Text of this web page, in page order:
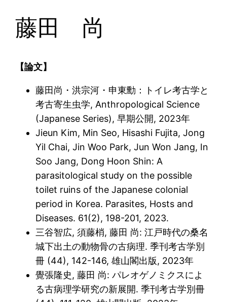
藤田 尚
【論文】
藤田尚・洪宗河・申東勳：トイレ考古学と
考古寄生虫学, Anthropological Science
(Japanese Series), 早期公開, 2023年
Jieun Kim, Min Seo, Hisashi Fujita, Jong
Yil Chai, Jin Woo Park, Jun Won Jang, In
Soo Jang, Dong Hoon Shin: A
parasitological study on the possible
toilet ruins of the Japanese colonial
period in Korea. Parasites, Hosts and
Diseases. 61(2), 198-201, 2023.
三谷智広, 須藤梢, 藤田 尚: 江戸時代の桑名
城下出土の動物骨の古病理. 季刊考古学別
冊 (44), 142-146, 雄山閣出版, 2023年
覺張隆史, 藤田 尚: パレオゲノミクスによ
る古病理学研究の新展開. 季刊考古学別冊